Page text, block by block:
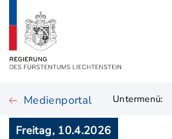
Medienportal Untermenü:
Freitag, 10.4.2026